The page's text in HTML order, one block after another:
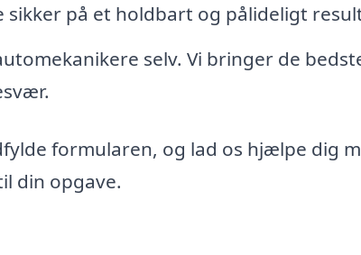
på et holdbart og pålideligt
selv. Vi bringer de
formularen, og lad os hjælpe dig
din opgave.